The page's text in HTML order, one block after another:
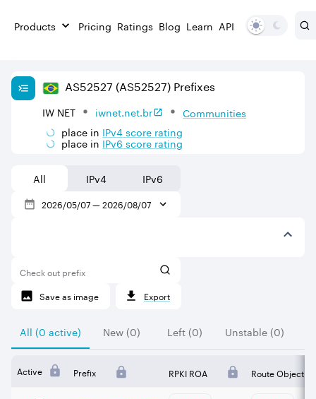
Products Pricing Ratings Blog Learn API
AS52527 (AS52527) Prefixes
IW NET iwnet.net.br
Communities
place in IPv4score rating
place in IPv6score rating
All IPv4 IPv6
2026/05/07—2026/08/07
Check out prefix
Save as image
Export
All (0 active) New (0) Left (0) Unstable (0)
Active Prefix RPKI ROA Route Object